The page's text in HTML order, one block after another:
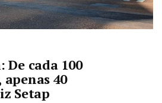
De cada 100
40
Setap